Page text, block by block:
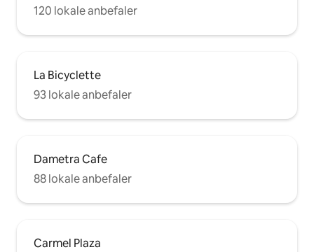
120 lokale anbefaler
La Bicyclette
93 lokale anbefaler
Dametra Cafe
88 lokale anbefaler
Carmel Plaza